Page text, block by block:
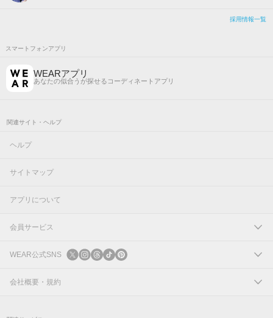
採用情報一覧
スマートフォンアプリ
WEARアプリ
あなたの似合うが探せるコーディネートアプリ
関連サイト・ヘルプ
ヘルプ
サイトマップ
アプリについて
会員サービス
ログイン
新規会員登録
WEAR公式SNS
X
会社概要・規約